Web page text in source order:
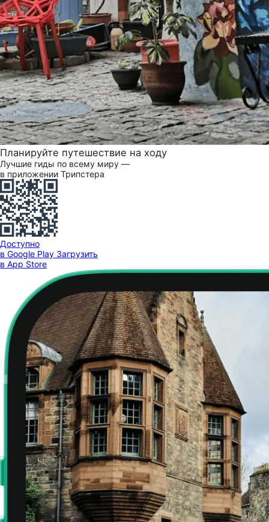
Планируйте путешествие на ходу
Лучшие гиды по всему миру —
в приложении Трипстера
Доступно
в Google Play Загрузить
в App Store